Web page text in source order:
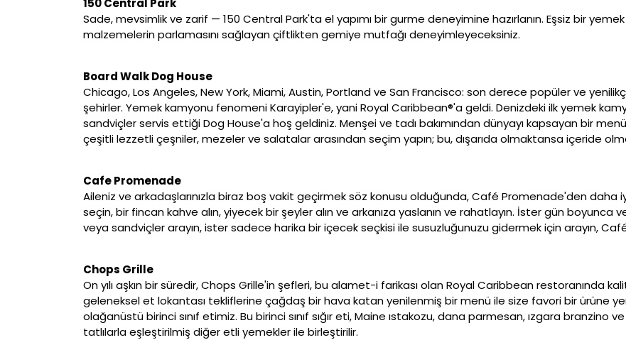
150 Central Park
Sade, mevsimlik ve zarif — 150 Central Park'ta el yapımı bir gurme deneyimine hazırlanın. Eşsiz bir
malzemelerin parlamasını sağlayan çiftlikten gemiye mutfağı deneyimleyeceksiniz.
Board Walk Dog House
Chicago, Los Angeles, New York, Miami, Austin, Portland ve San Francisco: son derece popüler ve
şehirler. Yemek kamyonu fenomeni Karayipler'e, yani Royal Caribbean®'a geldi. Denizdeki ilk yemek
sandviçler servis ettiği Dog House'a hoş geldiniz. Menşei ve tadı bakımından dünyayı kapsayan bir
çeşitli lezzetli çeşniler, mezeler ve salatalar arasından seçim yapın; bu, dışarıda olmaktansa içeride
Cafe Promenade
Aileniz ve arkadaşlarınızla biraz boş vakit geçirmek söz konusu olduğunda, Café Promenade'den daha
seçin, bir fincan kahve alın, yiyecek bir şeyler alın ve arkanıza yaslanın ve rahatlayın. İster gün boyunca
veya sandviçler arayın, ister sadece harika bir içecek seçkisi ile susuzluğunuzu gidermek için arayın,
Chops Grille
On yılı aşkın bir süredir, Chops Grille'in şefleri, bu alamet-i farikası olan Royal Caribbean restoranında
geleneksel et lokantası tekliflerine çağdaş bir hava katan yenilenmiş bir menü ile size favori bir ürüne
olağanüstü birinci sınıf etimiz. Bu birinci sınıf sığır eti, Maine ıstakozu, dana parmesan, ızgara branzino
tatlılarla eşleştirilmiş diğer etli yemekler ile birleştirilir.